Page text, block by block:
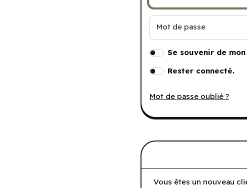
Mot de passe
Se souvenir de
Rester connecté.
Mot de passe oublié ?
Vous êtes un nouveau